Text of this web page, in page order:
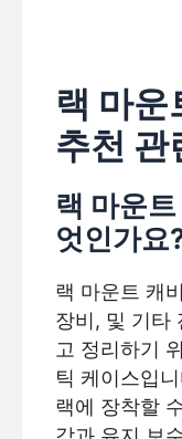
랙 마운
추천 관
랙 마운
엇인가요
랙 마운트 캐
장비, 및 기타
고 정리하기
틱 케이스입
랙에 장착할